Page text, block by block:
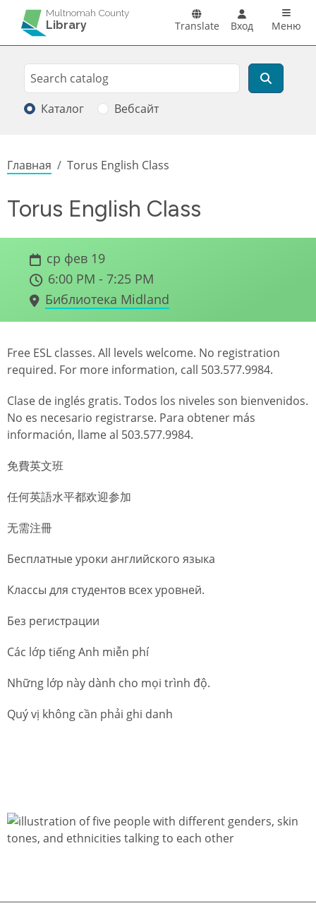
Перейти к основному содержанию
Multnomah County
Library Translate Вход Main
Меню
Search
Поиск
Каталог Вебсайт
Строка навигации
Главная Torus English Class
Torus English Class
ср фев 19
6:00 PM - 7:25 PM
Библиотека Midland
Free ESL classes. All levels welcome. No registration
required. For more information, call 503.577.9984.
Clase de inglés gratis. Todos los niveles son bienvenidos.
No es necesario registrarse. Para obtener más
información, llame al 503.577.9984.
免費英文班
任何英語水平都欢迎参加
无需注冊
Бесплатные уроки английского языка
Классы для студентов всех уровней.
Без регистрации
Các lớp tiếng Anh miễn phí
Những lớp này dành cho mọi trình độ.
Quý vị không cần phải ghi danh